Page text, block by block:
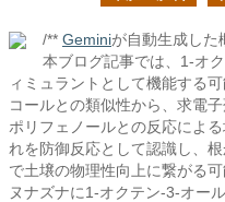
/** Geminiが自動生成した
本ブログ記事では、1-オ
ィミュラントとして機能する
コールとの類似性から、求電
ポリフェノールとの反応によ
れを防御反応として認識し、
で土壌の物理性向上に繋がる
ヌナズナに1-オクテン-3-オー